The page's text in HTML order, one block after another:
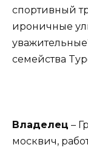
спортивный
ироничные
семейства
Владелец –
москвич,